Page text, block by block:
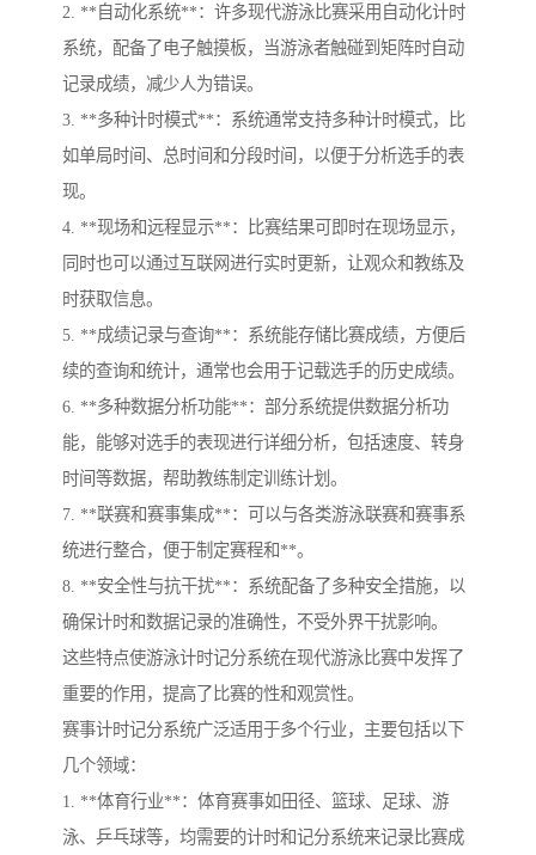
2. **自动化系统**：许多现代游泳比赛采用自动化计时
系统，配备了电子触摸板，当游泳者触碰到矩阵时自动
记录成绩，减少人为错误。
3. **多种计时模式**：系统通常支持多种计时模式，比
如单局时间、总时间和分段时间，以便于分析选手的表
现。
4. **现场和远程显示**：比赛结果可即时在现场显示，
同时也可以通过互联网进行实时更新，让观众和教练及
时获取信息。
5. **成绩记录与查询**：系统能存储比赛成绩，方便后
续的查询和统计，通常也会用于记载选手的历史成绩。
6. **多种数据分析功能**：部分系统提供数据分析功
能，能够对选手的表现进行详细分析，包括速度、转身
时间等数据，帮助教练制定训练计划。
7. **联赛和赛事集成**：可以与各类游泳联赛和赛事系
统进行整合，便于制定赛程和**。
8. **安全性与抗干扰**：系统配备了多种安全措施，以
确保计时和数据记录的准确性，不受外界干扰影响。
这些特点使游泳计时记分系统在现代游泳比赛中发挥了
重要的作用，提高了比赛的性和观赏性。
赛事计时记分系统广泛适用于多个行业，主要包括以下
几个领域：
1. **体育行业**：体育赛事如田径、篮球、足球、游
泳、乒乓球等，均需要的计时和记分系统来记录比赛成